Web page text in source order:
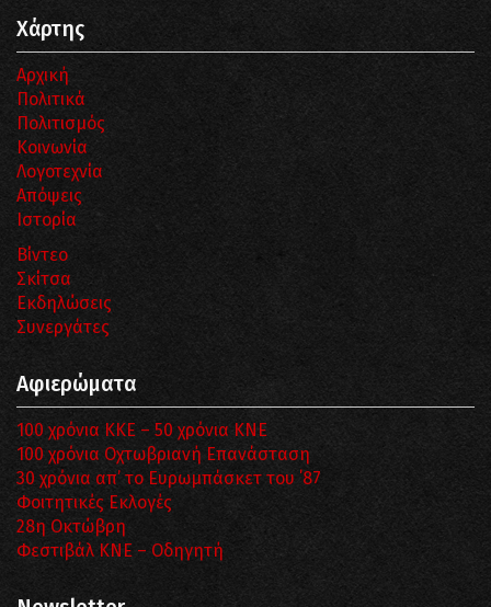
Χάρτης
Αρχική
Πολιτικά
Πολιτισμός
Κοινωνία
Λογοτεχνία
Απόψεις
Ιστορία
Βίντεο
Σκίτσα
Εκδηλώσεις
Συνεργάτες
Αφιερώματα
100 χρόνια ΚΚΕ – 50 χρόνια ΚΝΕ
100 χρόνια Οχτωβριανή Επανάσταση
30 χρόνια απ’ το Ευρωμπάσκετ του ΄87
Φοιτητικές Εκλογές
28η Οκτώβρη
Φεστιβάλ ΚΝΕ – Οδηγητή